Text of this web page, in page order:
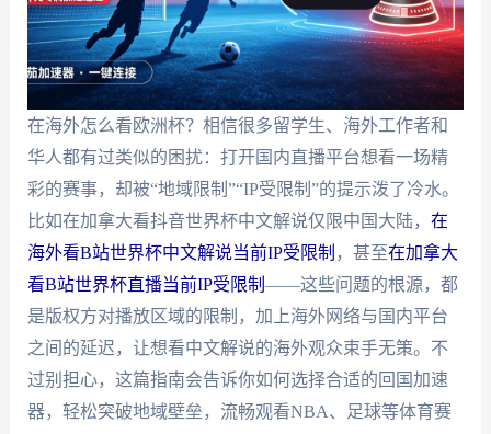
在海外怎么看欧洲杯？相信很多留学生、海外工作者和
华人都有过类似的困扰：打开国内直播平台想看一场精
彩的赛事，却被“地域限制”“IP受限制”的提示泼了冷水。
比如在加拿大看抖音世界杯中文解说仅限中国大陆， 在
海外看B站世界杯中文解说当前IP受限制 ，甚至在加拿大
看B站世界杯直播当前IP受限制 ——这些问题的根源，都
是版权方对播放区域的限制，加上海外网络与国内平台
之间的延迟，让想看中文解说的海外观众束手无策。不
过别担心，这篇指南会告诉你如何选择合适的回国加速
器，轻松突破地域壁垒，流畅观看NBA、足球等体育赛